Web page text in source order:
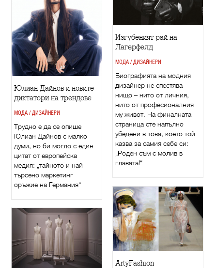
Изгубеният рай на
Лагерфелд
МОДА / ДИЗАЙНЕРИ
Биографията на модния
дизайнер не спестява
нищо – нито от личния,
нито от професионалния
му живот. На финалната
страница сте напълно
убедени в това, което той
казва за самия себе си:
„Роден съм с молив в
главата!“
Юлиан Дайнов и новите
диктатори на трендове
МОДА / ДИЗАЙНЕРИ
Трудно е да се опише
Юлиан Дайнов с малко
думи, но би могло с един
цитат от европейска
медия: „тайното и най-
търсено маркетинг
оръжие на Германия“
ArtyFashion